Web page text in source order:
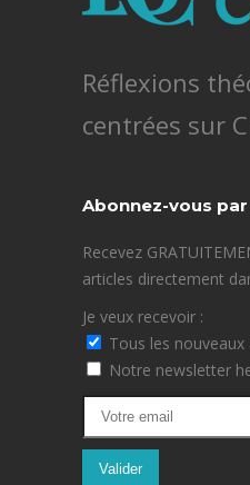
Réflexions
centrées sur
Abonnez-vous
Recevez
articles directement
Je veux recevoir :
Tous les nouveaux
Notre newsletter